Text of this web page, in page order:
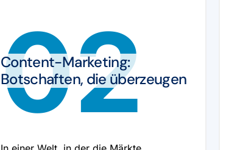
02
Content-Marketing:
Botschaften, die überzeugen